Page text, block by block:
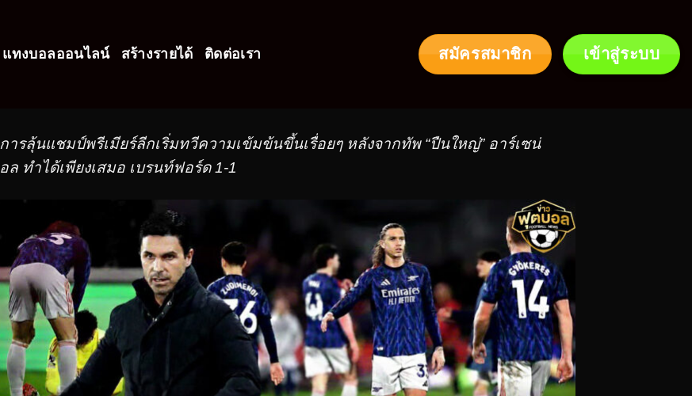
แทงบอลออนไลน์ สร้างรายได้ ติดต่อเรา สมัครสมาชิก เข้าสู่ระบบ
การลุ้นแชมป์พรีเมียร์ลีกเริ่มทวีความเข้มข้นขึ้นเรื่อยๆ หลังจากทัพ “ปืนใหญ่” อาร์เซน่
อล ทำได้เพียงเสมอ เบรนท์ฟอร์ด 1-1